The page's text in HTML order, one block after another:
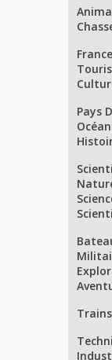
Pays